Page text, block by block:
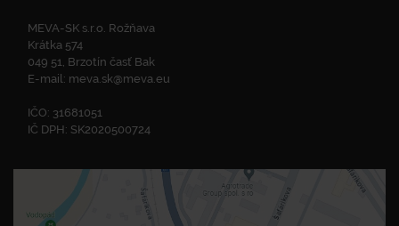
MEVA-SK s.r.o. Rožňava
Krátka 574
049 51, Brzotín časť Bak
E-mail: meva.sk@meva.eu
IČO: 31681051
IČ DPH: SK2020500724